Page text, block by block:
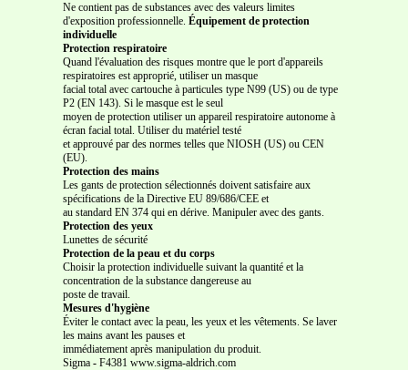
Ne contient pas de substances avec des valeurs limites
d'exposition professionnelle. Équipement de protection
individuelle
Protection respiratoire
Quand l'évaluation des risques montre que le port d'appareils
respiratoires est approprié, utiliser un masque
facial total avec cartouche à particules type N99 (US) ou de type
P2 (EN 143). Si le masque est le seul
moyen de protection utiliser un appareil respiratoire autonome à
écran facial total. Utiliser du matériel testé
et approuvé par des normes telles que NIOSH (US) ou CEN
(EU).
Protection des mains
Les gants de protection sélectionnés doivent satisfaire aux
spécifications de la Directive EU 89/686/CEE et
au standard EN 374 qui en dérive. Manipuler avec des gants.
Protection des yeux
Lunettes de sécurité
Protection de la peau et du corps
Choisir la protection individuelle suivant la quantité et la
concentration de la substance dangereuse au
poste de travail.
Mesures d'hygiène
Éviter le contact avec la peau, les yeux et les vêtements. Se laver
les mains avant les pauses et
immédiatement après manipulation du produit.
Sigma - F4381 www.sigma-aldrich.com